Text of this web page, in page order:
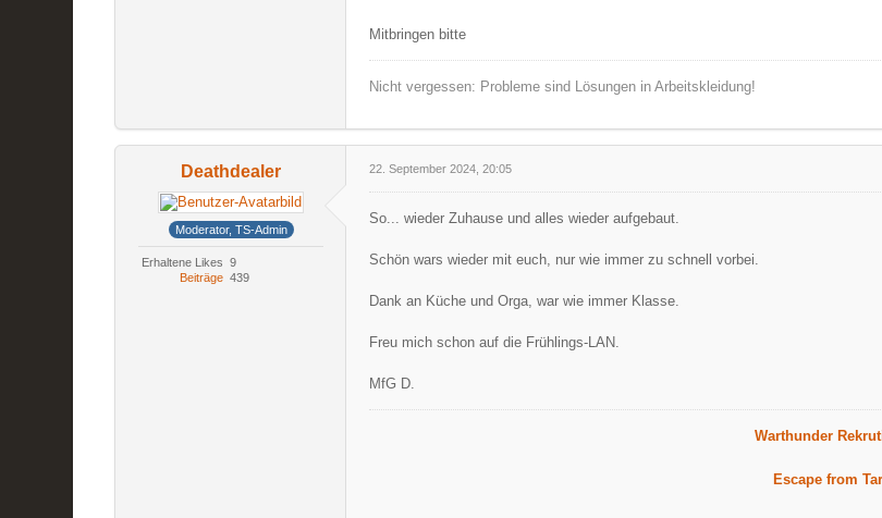
Mitbringen bitte
Nicht vergessen: Probleme sind Lösungen in Arbeitskleidung!
Deathdealer
Moderator, TS-Admin
Erhaltene Likes 9
Beiträge 439
22. September 2024, 20:05
So... wieder Zuhause und alles wieder aufgebaut.
Schön wars wieder mit euch, nur wie immer zu schnell vorbei.
Dank an Küche und Orga, war wie immer Klasse.
Freu mich schon auf die Frühlings-LAN.
MfG D.
Warthunder
Escape from